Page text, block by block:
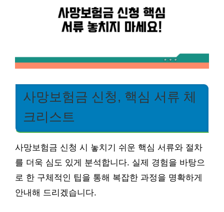
사망보험금 신청, 핵심 서류 체
크리스트
사망보험금 신청 시 놓치기 쉬운 핵심 서류와 절차
를 더욱 심도 있게 분석합니다. 실제 경험을 바탕으
로 한 구체적인 팁을 통해 복잡한 과정을 명확하게
안내해 드리겠습니다.